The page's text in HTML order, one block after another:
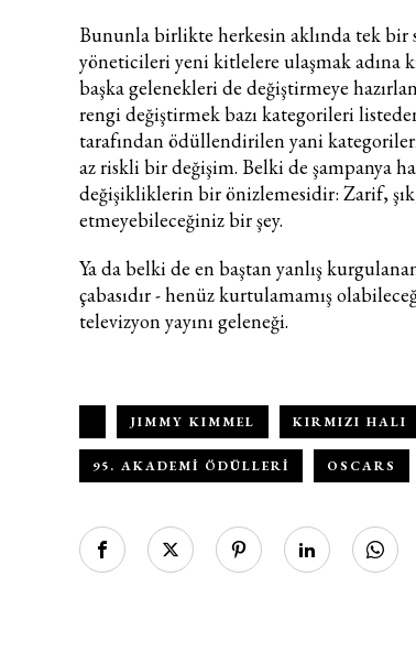
Bununla birlikte herkesin aklında tek bir
yöneticileri yeni kitlelere ulaşmak adına
başka gelenekleri de değiştirmeye
rengi değiştirmek bazı kategorileri
tarafından ödüllendirilen yani
az riskli bir değişim. Belki de şampanya
değişikliklerin bir önizlemesidir: Zarif,
etmeyebileceğiniz bir şey.
Ya da belki de en baştan yanlış
çabasıdır - henüz kurtulamamış
televizyon yayını geleneği.
JIMMY KIMMEL KIRMIZI HALI
95. AKADEMI ÖDÜLLERI OSCARS